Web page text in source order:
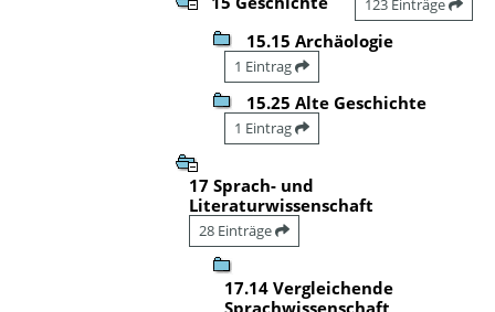
123 Einträge
15.15 Archäologie
1 Eintrag
15.25 Alte Geschichte
1 Eintrag
17 Sprach- und
Literaturwissenschaft
28 Einträge
17.14 Vergleichende
Sprachwissenschaft